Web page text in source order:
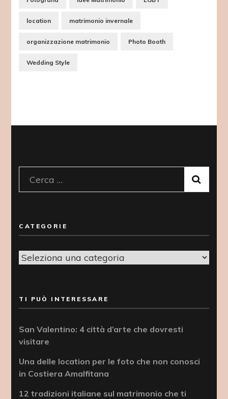
location matrimonio invernale
organizzazione matrimonio Photo Booth
Wedding Style
Ricerca
per:
CATEGORIE
Categorie
TI PUÒ INTERESSARE
San Valentino: 4 città d’arte che dovresti
visitare
Una delle location per le foto che non conosci
in Costiera Amalfitana
12 tradizioni italiane sul matrimonio che ti